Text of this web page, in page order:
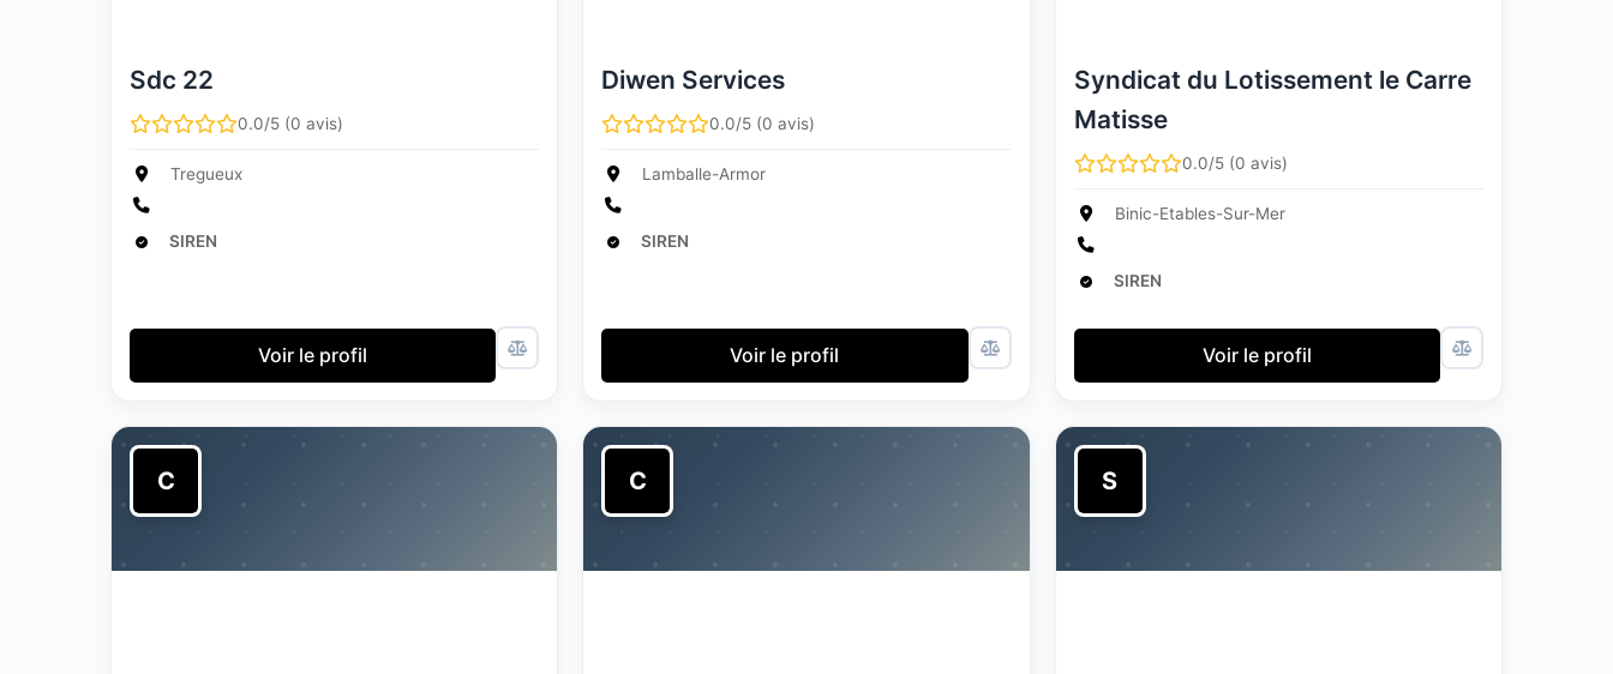
Sdc 22
0.0/5 (0 avis)
Tregueux
SIREN
Voir le profil
Diwen Services
0.0/5 (0 avis)
Lamballe-Armor
SIREN
Voir le profil
Syndicat du Lotissement le Carre
Matisse
0.0/5 (0 avis)
Binic-Etables-Sur-Mer
SIREN
Voir le profil
C C S